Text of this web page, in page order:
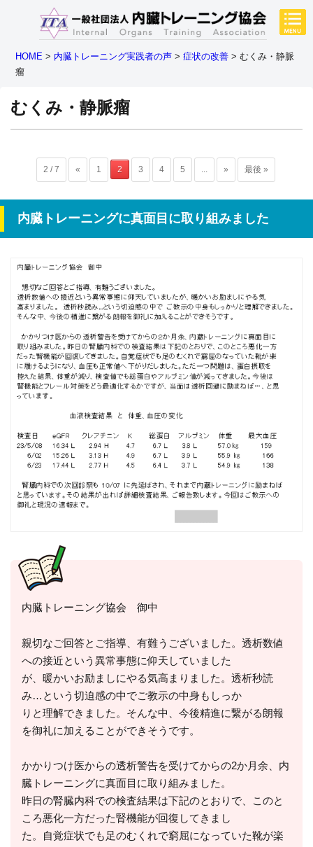
HOME > 内臓トレーニング実践者の声 >症状の改善 >むくみ・静脈
瘤
むくみ・静脈瘤
2 / 7 « 1 2 3 4 5 ... » 最後 »
内臓トレーニングに真面目に取り組みました
内臓トレーニング協会 御中
親切なご回答とご指導、有難うございました。透析数値
への接近という異常事態に仰天していました
が、暖かいお励ましにやる気高まりました。透析秒読
み…という切迫感の中でご教示の中身もしっか
りと理解できました。そんな中、今後精進に繋がる朗報
を御礼に加えることができそうです。
かかりつけ医からの透析警告を受けてからの2か月余、内
臓トレーニングに真面目に取り組みました。
昨日の腎臓内科での検査結果は下記のとおりで、このと
ころ悪化一方だった腎機能が回復してきまし
た。自覚症状でも足のむくれで窮屈になっていた靴が楽